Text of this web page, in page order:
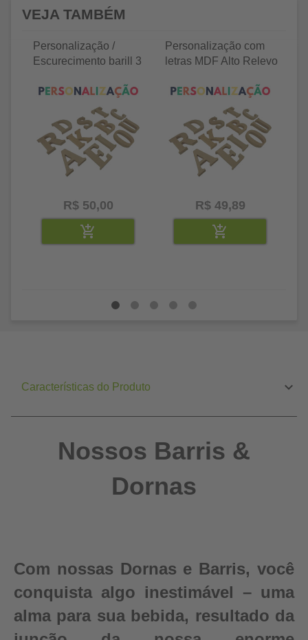
VEJA TAMBÉM
Personalização /
Escurecimento barill 3
R$ 50,00
Personalização com
letras MDF Alto Relevo
R$ 49,89
Características do Produto
Nossos Barris &
Dornas
Com nossas Dornas e Barris, você
conquista algo inestimável – uma
alma para sua bebida, resultado da